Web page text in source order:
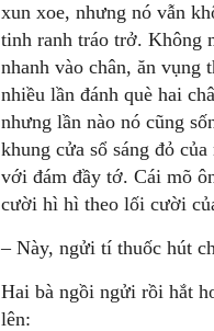
xun xoe, nhưng nó vẫn
tinh ranh tráo trở. Không
nhanh vào chân, ăn vụng
nhiều lần đánh què hai
nhưng lần nào nó cũng
khung cửa sổ sáng đỏ
với đám đầy tớ. Cái mõ
cười hì hì theo lối cười
– Này, ngửi tí thuốc hút
Hai bà ngồi ngửi rồi hắt
lên: